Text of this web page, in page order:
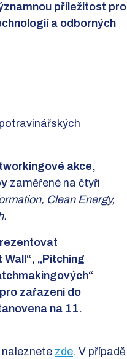
příležitost pro
a odborných
akce,
zaměřené na čtyři
Clean Energy,
„Pitching
zařazení do
na 11.
zde. V případě